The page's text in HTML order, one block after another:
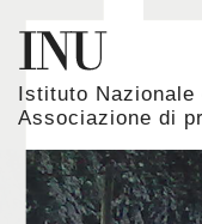
Istituto
Associazione di